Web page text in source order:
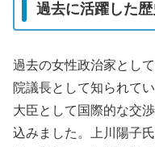
過去に活躍した
過去の女性政治家とし
院議長として知られて
大臣として国際的な交
込みました。上川陽子